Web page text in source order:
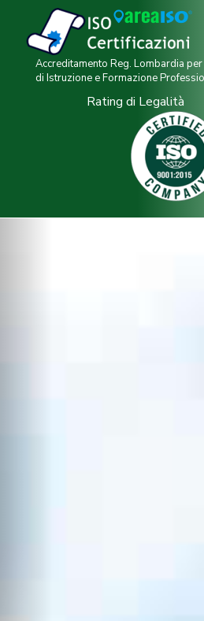
Accreditamento Reg. Lombardia
di Istruzione e Formazione
Rating di Legalità